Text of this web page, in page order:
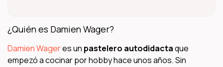
¿Quién es Damien Wager?
Damien Wageres un pastelero autodidactaque
empezó a cocinar por hobby hace unos años. Sin